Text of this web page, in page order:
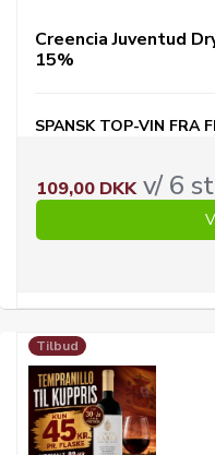
Creencia Juventud
15%
SPANSK TOP-VIN FRA
109,00 DKKv/ 6
Tilbud